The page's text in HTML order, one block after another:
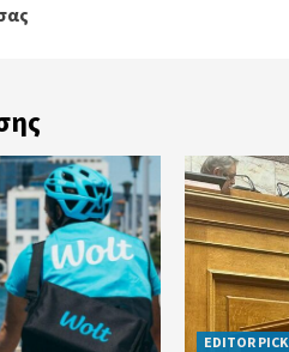
EDITOR PICK